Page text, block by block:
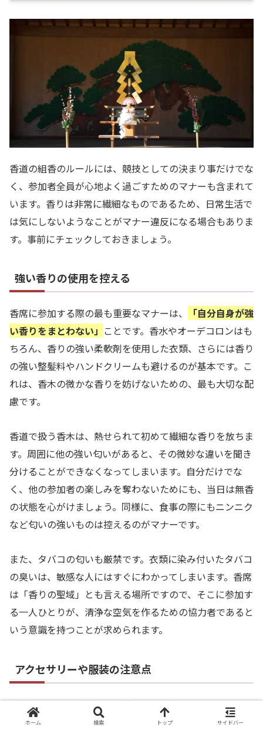
香道の組香のルールには、競技としての決まり事だけでな
く、参加者全員が心地よく過ごすためのマナーも含まれて
います。香りは非常に繊細なものであるため、日常生活で
は気にしないようなことがマナー違反になる場合もありま
す。事前にチェックしておきましょう。
強い香りの使用を控える
香席に参加する際の最も重要なマナーは、
「自分自身が強
い香りをまとわない」 ことです。香水やオーデコロンはも
ちろん、香りの強い柔軟剤を使用した衣類、さらには香り
の強い整髪料やハンドクリームも避けるのが基本です。こ
れは、香木の微かな香りを妨げないための、最も大切な配
慮です。
香道で扱う香木は、熱せられて初めて繊細な香りを放ちま
す。周囲に他の強い匂いがあると、その微妙な違いを聞き
分けることができなくなってしまいます。自分だけでな
く、他の参加者の楽しみを奪わないためにも、当日は無香
の状態を心がけましょう。同様に、食事の際にもニンニク
など匂いの強いものは控えるのがマナーです。
また、タバコの匂いも厳禁です。衣類に染み付いたタバコ
の臭いは、敏感な人にはすぐにわかってしまいます。香席
は「香りの聖域」とも言える場所ですので、そこに参加す
る一人ひとりが、清浄な空気を作るための協力者であると
いう意識を持つことが求められます。
アクセサリーや服装の注意点
服装については、必ずしも着物である必要はありません
が、落ち着いた雰囲気の洋服（スーツやワンピースなど）
ホーム 検索 トップ サイドバー